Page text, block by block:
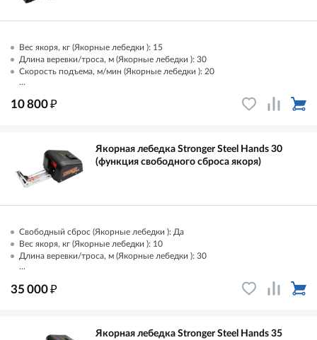
Вес якоря, кг (Якорные лебедки ): 15
Длина веревки/троса, м (Якорные лебедки ): 30
Скорость подъема, м/мин (Якорные лебедки ): 20
...
10 800₽
Якорная лебедка Stronger Steel Hands 30
(функция свободного сброса якоря)
Свободный сброс (Якорные лебедки ): Да
Вес якоря, кг (Якорные лебедки ): 10
Длина веревки/троса, м (Якорные лебедки ): 30
...
35 000₽
Якорная лебедка Stronger Steel Hands 35